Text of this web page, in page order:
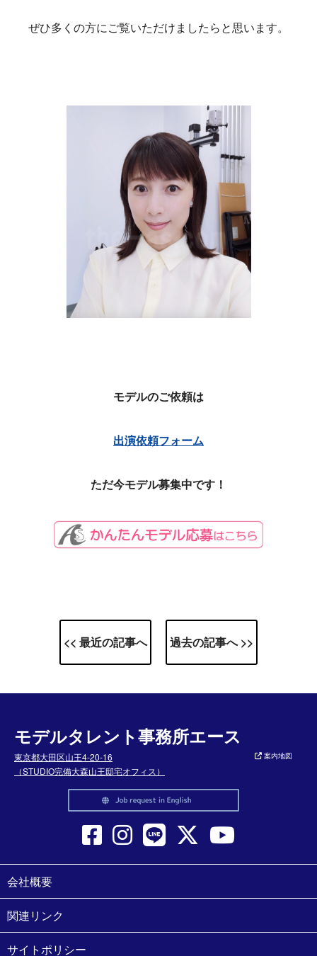
ぜひ多くの方にご覧いただけましたらと思います。
モデルのご依頼は
出演依頼フォーム
ただ今モデル募集中です！
<< 最近の記事へ 過去の記事へ >>
モデルタレント事務所エース
東京都大田区山王4-20-16
（STUDIO完備大森山王邸宅オフィス）
案内地図
会社概要
関連リンク
サイトポリシー